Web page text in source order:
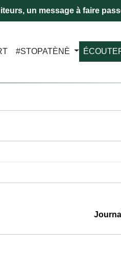
un message à faire
#STOPATÈNÈ